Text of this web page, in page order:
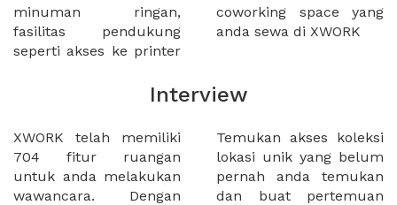
minuman ringan,
fasilitas pendukung
seperti akses ke printer
coworking space yang
anda sewa di XWORK
Interview
XWORK telah memiliki
704 fitur ruangan
untuk anda melakukan
wawancara. Dengan
Temukan akses koleksi
lokasi unik yang belum
pernah anda temukan
dan buat pertemuan